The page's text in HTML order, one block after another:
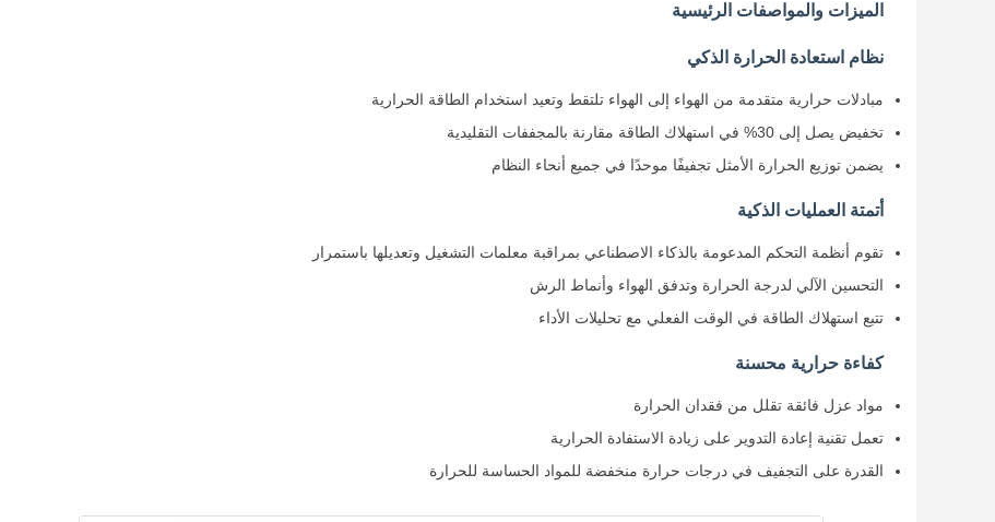
الميزات والمواصفات الرئيسية
نظام استعادة الحرارة الذكي
مبادلات حرارية متقدمة من الهواء إلى الهواء تلتقط وتعيد استخدام الطاقة الحرارية
تخفيض يصل إلى 30% في استهلاك الطاقة مقارنة بالمجففات التقليدية
يضمن توزيع الحرارة الأمثل تجفيفًا موحدًا في جميع أنحاء النظام
أتمتة العمليات الذكية
تقوم أنظمة التحكم المدعومة بالذكاء الاصطناعي بمراقبة معلمات التشغيل وتعديلها باستمرار
التحسين الآلي لدرجة الحرارة وتدفق الهواء وأنماط الرش
تتبع استهلاك الطاقة في الوقت الفعلي مع تحليلات الأداء
كفاءة حرارية محسنة
مواد عزل فائقة تقلل من فقدان الحرارة
تعمل تقنية إعادة التدوير على زيادة الاستفادة الحرارية
القدرة على التجفيف في درجات حرارة منخفضة للمواد الحساسة للحرارة